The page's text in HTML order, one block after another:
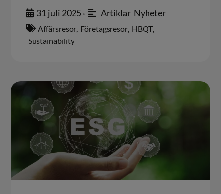
31 juli 2025 • Artiklar, Nyheter
Affärsresor Företagsresor HBQT,
Sustainability